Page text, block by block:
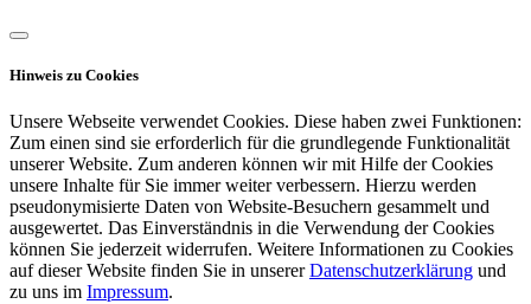
Hinweis zu Cookies
Unsere Webseite verwendet Cookies. Diese haben zwei Funktionen:
Zum einen sind sie erforderlich für die grundlegende Funktionalität
unserer Website. Zum anderen können wir mit Hilfe der Cookies
unsere Inhalte für Sie immer weiter verbessern. Hierzu werden
pseudonymisierte Daten von Website-Besuchern gesammelt und
ausgewertet. Das Einverständnis in die Verwendung der Cookies
können Sie jederzeit widerrufen. Weitere Informationen zu Cookies
auf dieser Website finden Sie in unsererDatenschutzerklärung und
zu uns im Impressum.